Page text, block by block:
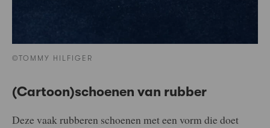
©TOMMY HILFIGER
(Cartoon)schoenen van rubber
Deze vaak rubberen schoenen met een vorm die doet